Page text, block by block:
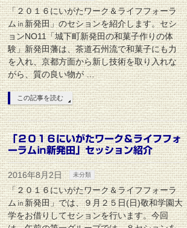
「２０１６にいがたワーク＆ライフフォーラ
ム㏌新発田」のセションを紹介します。セシ
ョンNO11「城下町新発田の和菓子作りの体
験」新発田藩は、茶道石州流で和菓子にも力
を入れ、京都方面から新し技術を取り入れな
がら、質の良い物が …
この記事を読む
「２０１６にいがたワーク＆ライフフォ
ーラム㏌新発田」セッション紹介
2016年8月2日 未分類
「２０１６にいがたワーク＆ライフフォーラ
ム㏌新発田」では、９月２５日(日)敬和学園大
学をお借りしてセションを行います。今回